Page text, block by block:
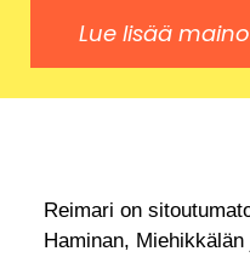
Lue lisää
Reimari on
Haminan,